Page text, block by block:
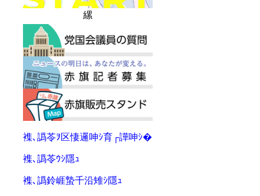
縲
襍､譌苓ｦ区悽邏呻ｼ育┌譁呻ｼ�
襍､譌苓ｳｼ隱ｭ
襍､譌鈴崕蟄千沿雉ｼ隱ｭ